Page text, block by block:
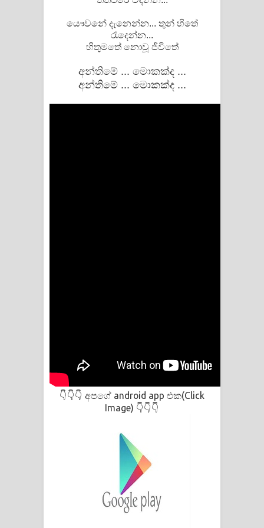
යෞවනේ දැනෙන්න... තුන් හිතේ
රැදෙන්න...
හිතුමතේ නොවූ ජීවිතේ
අන්තිමේ ... මොකක්ද ...
අන්තිමේ ... මොකක්ද ...
👇👇👇 අපගේ android app එක(Click
Image) 👇👇👇